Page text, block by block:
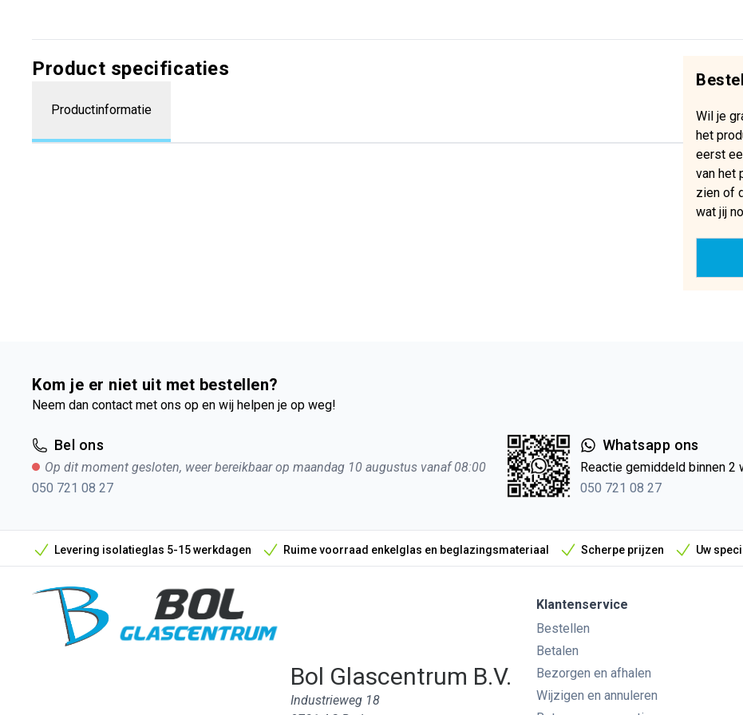
Wil je
het
eerst
van het
zien of
wat jij
Product specificaties
Productinformatie
Kom je er niet uit met bestellen?
Neem dan contact met ons op en wij helpen je op weg!
Bel ons
Op dit moment gesloten, weer bereikbaar op maandag 10 augustus vanaf 08:00
050 721 08 27
Whatsapp ons
Reactie gemiddeld binnen 2
050 721 08 27
Levering isolatieglas 5-15 werkdagen Ruime voorraad enkelglas en beglazingsmateriaal Scherpe prijzen Uw
Bol Glascentrum B.V.
Industrieweg 18
Klantenservice
Bestellen
Betalen
Bezorgen en afhalen
Wijzigen en annuleren